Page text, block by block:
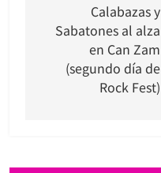
entradas
Calabazas y
Sabatones al alza
en Can Zam
(segundo día de
Rock Fest)